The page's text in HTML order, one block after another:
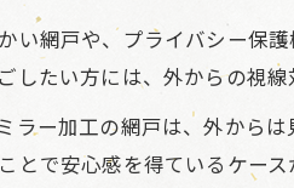
ビスの活用法
の流れ解説
選び方
サービス特徴
網戸や、プライバシー保
たい方には、外からの視線
ー加工の網戸は、外から
で安心感を得ているケース